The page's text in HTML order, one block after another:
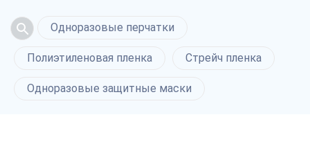
Одноразовые перчатки
Полиэтиленовая пленка Стрейч пленка
Одноразовые защитные маски